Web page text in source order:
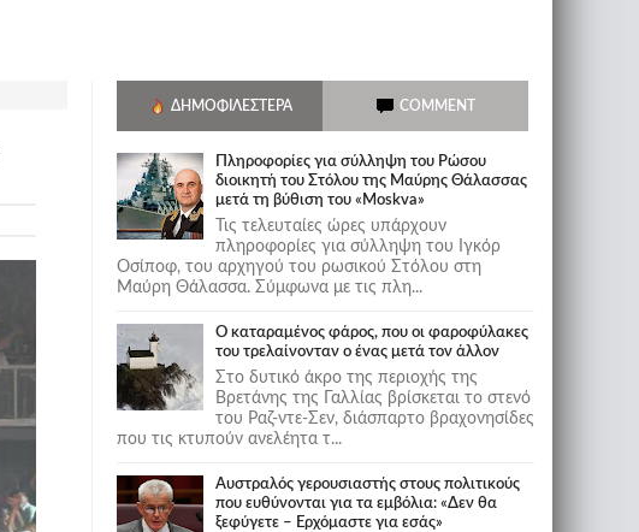
ΔΗΜΟΦΙΛΈΣΤΕΡΑ COMMENT
Πληροφορίες για σύλληψη του Ρώσου
διοικητή του Στόλου της Mαύρης Θάλασσας
μετά τη βύθιση του «Moskva»
Τις τελευταίες ώρες υπάρχουν
πληροφορίες για σύλληψη του Ιγκόρ
Οσίποφ, του αρχηγού του ρωσικού Στόλου στη
Μαύρη Θάλασσα. Σύμφωνα με τις πλη...
Ο καταραμένος φάρος, που οι φαροφύλακες
του τρελαίνονταν ο ένας μετά τον άλλον
Στο δυτικό άκρο της περιοχής της
Βρετάνης της Γαλλίας βρίσκεται το στενό
του Ραζ-ντε-Σεν, διάσπαρτο βραχονησίδες
που τις κτυπούν ανελέητα τ...
Αυστραλός γερουσιαστής στους πολιτικούς
που ευθύνονται για τα εμβόλια: «Δεν θα
ξεφύγετε – Ερχόμαστε για εσάς»